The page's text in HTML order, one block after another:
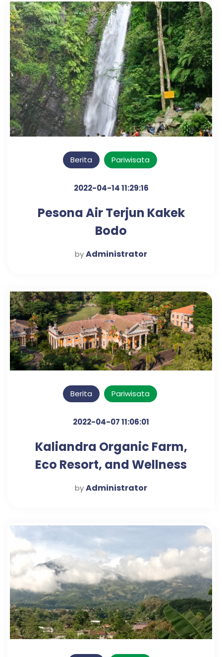
Berita Pariwisata
2022-04-14 11:29:16
Pesona Air Terjun Kakek
Bodo
byAdministrator
Berita Pariwisata
2022-04-07 11:06:01
Kaliandra Organic Farm,
Eco Resort, and Wellness
Retreat
byAdministrator